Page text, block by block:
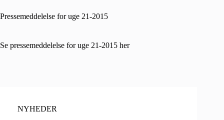
Pressemeddelelse for uge 21-2015
Se pressemeddelelse for uge 21-2015 her
NYHEDER